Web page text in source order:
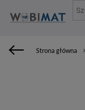
Strona główna